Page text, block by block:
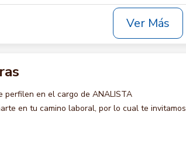
Ver Más
perfilen en el cargo de ANALISTA
en tu camino laboral, por lo cual te invitamos